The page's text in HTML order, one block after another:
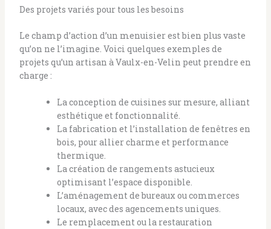
Des projets variés pour tous les besoins
Le champ d’action d’un menuisier est bien plus vaste
qu’on ne l’imagine. Voici quelques exemples de
projets qu’un artisan à Vaulx-en-Velin peut prendre en
charge :
La conception de cuisines sur mesure, alliant
esthétique et fonctionnalité.
La fabrication et l’installation de fenêtres en
bois, pour allier charme et performance
thermique.
La création de rangements astucieux
optimisant l’espace disponible.
L’aménagement de bureaux ou commerces
locaux, avec des agencements uniques.
Le remplacement ou la restauration